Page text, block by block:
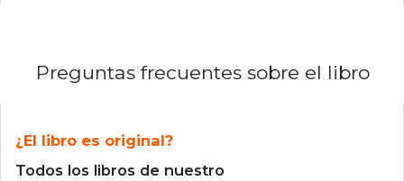
Preguntas frecuentes sobre el libro
¿El libro es original?
Todos los libros de nuestro